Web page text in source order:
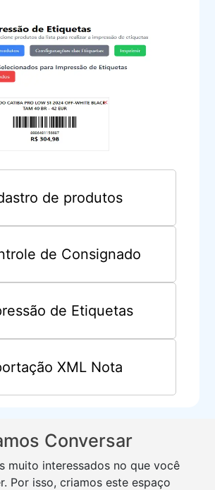
de produtos
de Consignado
de Etiquetas
XML Nota
Conversar
muito interessados no que você
Por isso, criamos este espaço